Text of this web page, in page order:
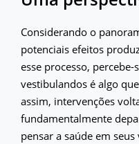
Considerando o
potenciais efeitos
esse processo, percebe-
vestibulandos é algo
assim, intervenções
fundamentalmente
pensar a saúde em